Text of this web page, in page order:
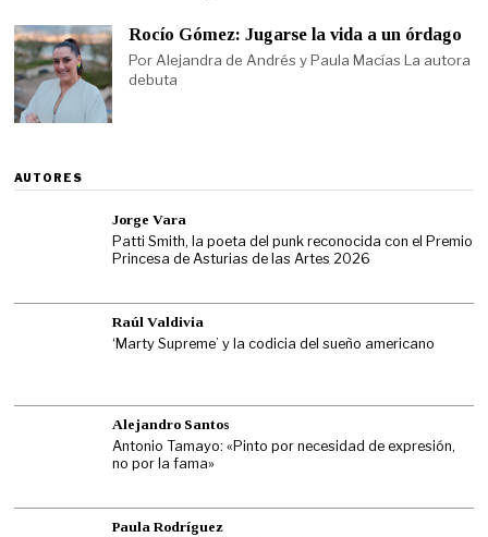
Rocío Gómez: Jugarse la vida a un órdago
Por Alejandra de Andrés y Paula Macías La autora
debuta
AUTORES
Jorge Vara
Patti Smith, la poeta del punk reconocida con el Premio
Princesa de Asturias de las Artes 2026
Raúl Valdivia
‘Marty Supreme’ y la codicia del sueño americano
Alejandro Santos
Antonio Tamayo: «Pinto por necesidad de expresión,
no por la fama»
Paula Rodríguez